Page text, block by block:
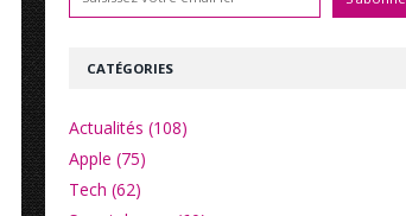
CATÉGORIES
Actualités (108)
Apple (75)
Tech (62)